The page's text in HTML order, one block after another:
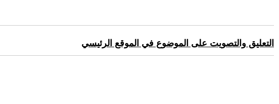
التعليق والتصويت على الموضوع في الموقع الرئيسي